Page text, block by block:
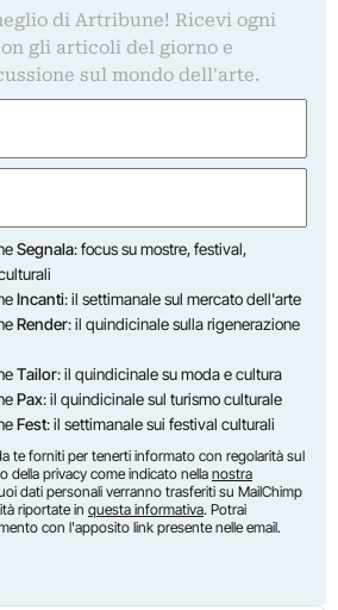
di Artribune! Ricevi ogni
gli articoli del giorno e
sul mondo dell'arte.
Segnala: focus su mostre, festival,
Incanti: il settimanale sul mercato dell'arte
Render: il quindicinale sulla rigenerazione
Tailor: il quindicinale su moda e cultura
Pax: il quindicinale sul turismo culturale
Fest: il settimanale sui festival culturali
te forniti per tenerti informato con regolarità sul
della privacy come indicato nella nostra
dati personali verranno trasferiti su MailChimp
riportate in questa informativa. Potrai
con l'apposito link presente nelle email.